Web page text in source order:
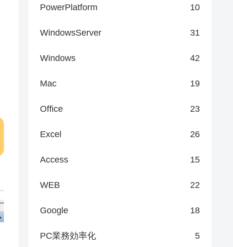
PowerPlatform 10
WindowsServer 31
Windows 42
Mac 19
Office 23
Excel 26
Access 15
WEB 22
Google 18
PC業務効率化 5